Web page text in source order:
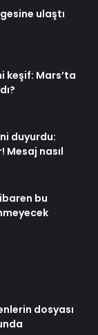
ulaştı
keşif: Mars’ta
duyurdu:
Mesaj nasıl
bu
dosyası